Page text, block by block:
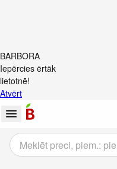
BARBORA
Iepērcies ērtāk
lietotnē!
Atvērt